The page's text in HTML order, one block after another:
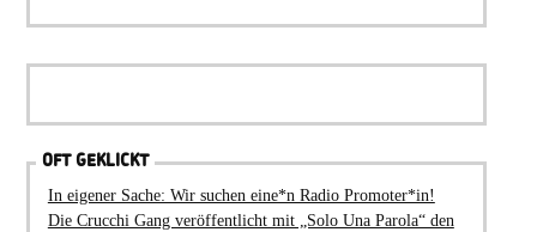
OFT GEKLICKT
In eigener Sache: Wir suchen eine*n Radio Promoter*in!
Die Crucchi Gang veröffentlicht mit „Solo Una Parola“ den